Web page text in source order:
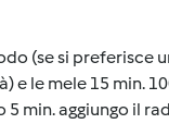
(se si preferisce
e le mele 15 min.
5 min. aggiungo il